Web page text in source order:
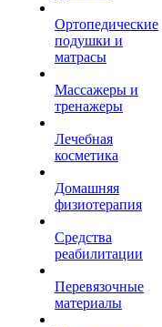
Ортопедические
подушки и
матрасы
Массажеры и
тренажеры
Лечебная
косметика
Домашняя
физиотерапия
Средства
реабилитации
Перевязочные
материалы